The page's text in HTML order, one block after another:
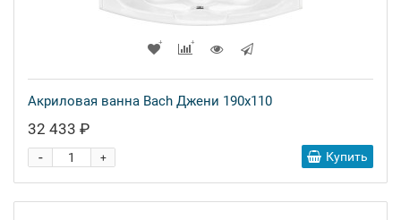
Акриловая ванна Bach Джени 190x110
32 433 ₽
+
- Купить